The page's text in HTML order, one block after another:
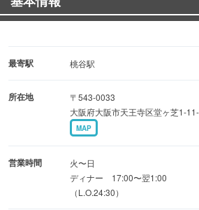
最寄駅 桃谷駅
所在地
〒543-0033
大阪府大阪市天王寺区堂ヶ芝1-
MAP
営業時間
火〜日
ディナー 17:00〜翌1:00
（L.O.24:30）